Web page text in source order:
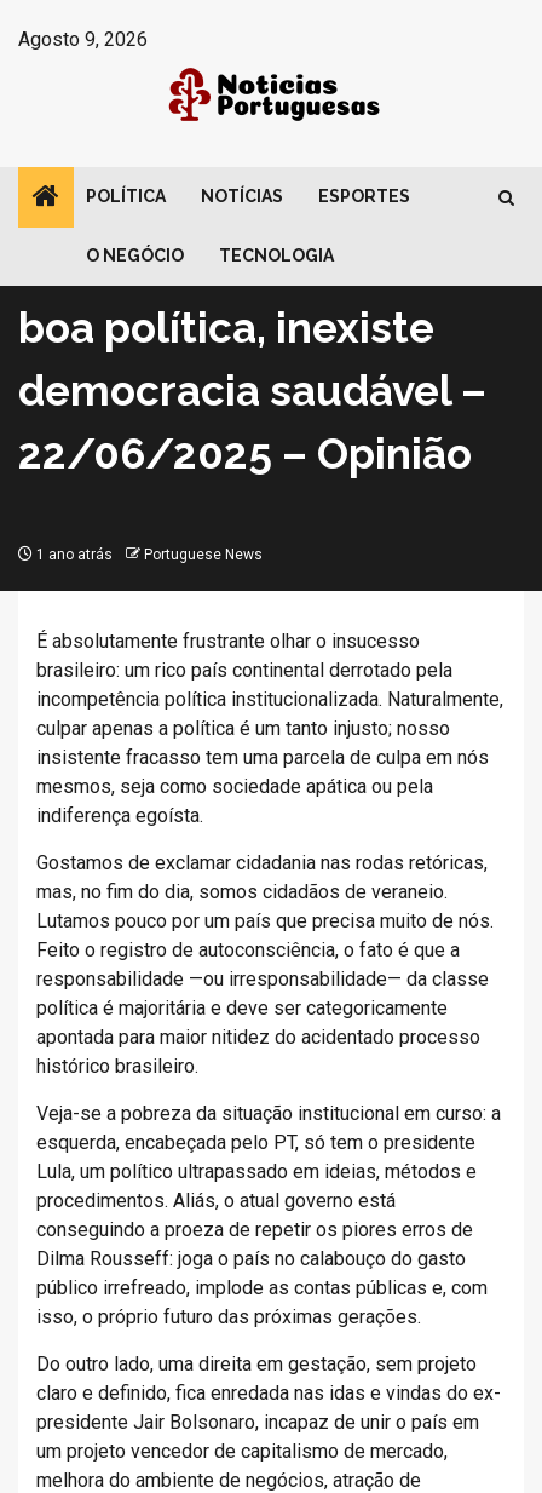
paraAgosto 9, 2026
POLÍTICA NOTÍCIAS ESPORTES
O NEGÓCIO TECNOLOGIA
Política
A redoma do atraso: sem
boa política, inexiste
democracia saudável –
22/06/2025 – Opinião
1 ano atrás Portuguese News
É absolutamente frustrante olhar o insucesso
brasileiro: um rico país continental derrotado pela
incompetência política institucionalizada. Naturalmente,
culpar apenas a política é um tanto injusto; nosso
insistente fracasso tem uma parcela de culpa em nós
mesmos, seja como sociedade apática ou pela
indiferença egoísta.
Gostamos de exclamar cidadania nas rodas retóricas,
mas, no fim do dia, somos cidadãos de veraneio.
Lutamos pouco por um país que precisa muito de nós.
Feito o registro de autoconsciência, o fato é que a
responsabilidade —ou irresponsabilidade— da classe
política é majoritária e deve ser categoricamente
apontada para maior nitidez do acidentado processo
histórico brasileiro.
Veja-se a pobreza da situação institucional em curso: a
esquerda, encabeçada pelo PT, só tem o presidente
Lula, um político ultrapassado em ideias, métodos e
procedimentos. Aliás, o atual governo está
conseguindo a proeza de repetir os piores erros de
Dilma Rousseff: joga o país no calabouço do gasto
público irrefreado, implode as contas públicas e, com
isso, o próprio futuro das próximas gerações.
Do outro lado, uma direita em gestação, sem projeto
claro e definido, fica enredada nas idas e vindas do ex-
presidente Jair Bolsonaro, incapaz de unir o país em
um projeto vencedor de capitalismo de mercado,
melhora do ambiente de negócios, atração de